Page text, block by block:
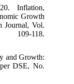
Inflation,
Growth
Journal, Vol.
118.
and Growth:
DSE, No.